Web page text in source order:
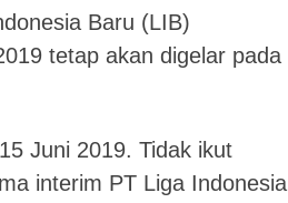
Baru (LIB)
tetap akan digelar pada
Juni 2019. Tidak ikut
interim PT Liga Indonesia